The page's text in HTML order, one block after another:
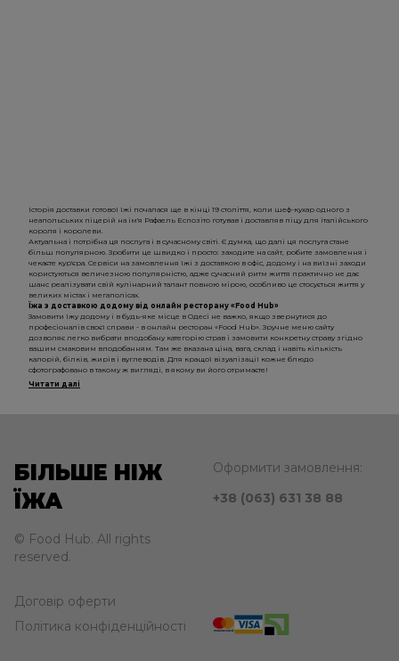
Історія доставки готової їжі почалася ще в кінці 19 століття, коли шеф-кухар одного з
неапольських піцерій на ім'я Рафаель Еспозіто готував і доставляв піцу для італійського
короля і королеви.
Актуальна і потрібна ця послуга і в сучасному світі. Є думка, що далі ця послуга стане
більш популярною. Зробити це швидко і просто: заходите на сайт, робите замовлення і
чекаєте кур'єра. Сервіси на замовлення їжі з доставкою в офіс, додому і на виїзні заходи
користуються величезною популярністю, адже сучасний ритм життя практично не дає
шанс реалізувати свій кулінарний талант повною мірою, особливо це стосується життя у
великих містах і мегаполісах.
Їжа з доставкою додому від онлайн ресторану «Food Hub»
Замовити їжу додому і в будь-яке місце в Одесі не важко, якщо звернутися до
професіоналів своєї справи - в онлайн ресторан «Food Hub». Зручне меню сайту
дозволяє легко вибрати вподобану категорію страв і замовити конкретну страву згідно
вашим смаковим вподобанням. Там же вказана ціна, вага, склад і навіть кількість
калорій, білків, жирів і вуглеводів. Для кращої візуалізації кожне блюдо
сфотографовано в такому ж вигляді, в якому ви його отримаєте!
Читати далі
БІЛЬШЕ НІЖ
ЇЖА
© Food Hub. All rights
reserved.
Договір оферти
Політика конфіденційності
Оформити замовлення:
+38 (063) 631 38 88